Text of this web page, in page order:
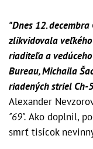
"Dnes 12.
zlikvidovala
riaditeľa a
Bureau, Michaila
riadených striel Ch-
Alexander
"69". Ako doplnil,
smrť tisícok